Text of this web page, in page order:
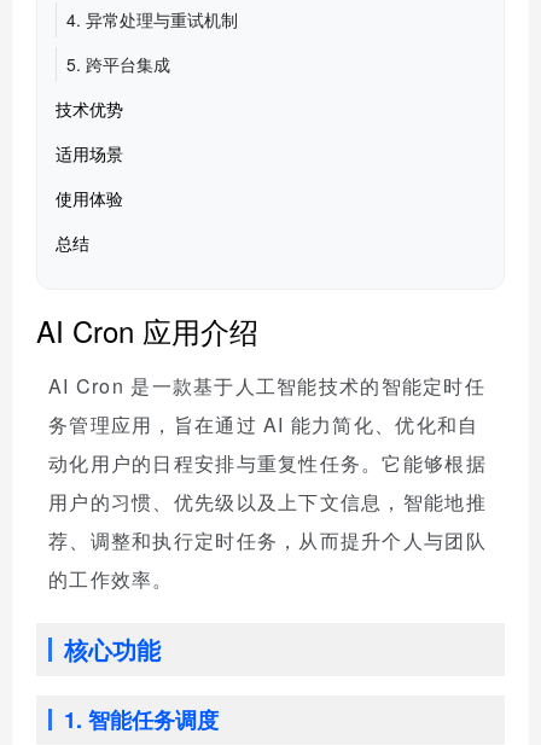
4. 异常处理与重试机制
5. 跨平台集成
技术优势
适用场景
使用体验
总结
AI Cron 应用介绍
AI Cron 是一款基于人工智能技术的智能定时任
务管理应用，旨在通过 AI 能力简化、优化和自
动化用户的日程安排与重复性任务。它能够根据
用户的习惯、优先级以及上下文信息，智能地推
荐、调整和执行定时任务，从而提升个人与团队
的工作效率。
核心功能
1. 智能任务调度